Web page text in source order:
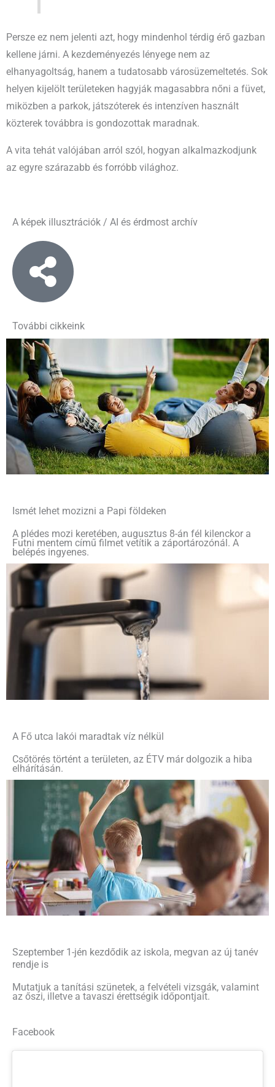
Persze ez nem jelenti azt, hogy mindenhol térdig érő gazban
kellene járni. A kezdeményezés lényege nem az
elhanyagoltság, hanem a tudatosabb városüzemeltetés. Sok
helyen kijelölt területeken hagyják magasabbra nőni a füvet,
miközben a parkok, játszóterek és intenzíven használt
közterek továbbra is gondozottak maradnak.
A vita tehát valójában arról szól, hogyan alkalmazkodjunk
az egyre szárazabb és forróbb világhoz.
A képek illusztrációk / AI és érdmost archív
További cikkeink
Ismét lehet mozizni a Papi földeken
A plédes mozi keretében, augusztus 8-án fél kilenckor a
Futni mentem című filmet vetítik a záportározónál. A
belépés ingyenes.
A Fő utca lakói maradtak víz nélkül
Csőtörés történt a területen, az ÉTV már dolgozik a hiba
elhárításán.
Szeptember 1-jén kezdődik az iskola, megvan az új tanév
rendje is
Mutatjuk a tanítási szünetek, a felvételi vizsgák, valamint
az őszi, illetve a tavaszi érettségik időpontjait.
Facebook